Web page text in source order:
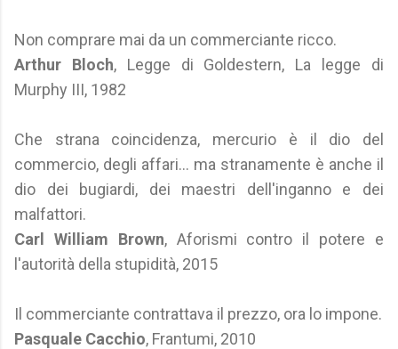
Non comprare mai da un commerciante ricco.
Arthur Bloch, Legge di Goldestern, La legge di
Murphy III, 1982
Che strana coincidenza, mercurio è il dio del
commercio, degli affari... ma stranamente è anche il
dio dei bugiardi, dei maestri dell'inganno e dei
malfattori.
Carl William Brown, Aforismi contro il potere e
l'autorità della stupidità, 2015
Il commerciante contrattava il prezzo, ora lo impone.
Pasquale Cacchio, Frantumi, 2010